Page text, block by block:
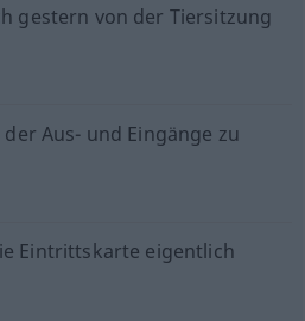
gestern von der Tiersitzung
Aus- und Eingänge zu
Eintrittskarte eigentlich